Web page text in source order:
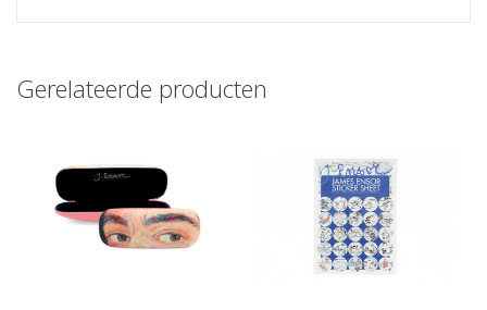
Gerelateerde producten